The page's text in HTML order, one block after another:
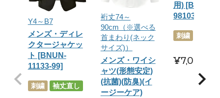
Y4～B7
メンズ・ディレ
クタージャケッ
ト [BNUN-
11133-99]
刺繍 袖丈直し
裄丈74～
90cm（※選べる
首まわり(ネック
サイズ)）
メンズ・ワイシ
ャツ(形態安定)
(抗菌)(防臭)(イ
ージーケア)
用) [BNUN-
98103-92]
刺繍
¥7,007